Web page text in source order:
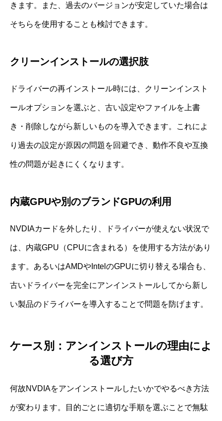
きます。また、過去のバージョンが安定していた場合は
そちらを使用することも検討できます。
クリーンインストールの選択肢
ドライバーの再インストール時には、クリーンインスト
ールオプションを選ぶと、古い設定やファイルを上書
き・削除しながら新しいものを導入できます。これによ
り過去の設定が原因の問題を回避でき、動作不良や互換
性の問題が起きにくくなります。
内蔵GPUや別のブランドGPUの利用
NVDIAカードを外したり、ドライバーが使えない状況で
は、内蔵GPU（CPUに含まれる）を使用する方法があり
ます。あるいはAMDやIntelのGPUに切り替える場合も、
古いドライバーを完全にアンインストールしてから新し
い製品のドライバーを導入することで問題を防げます。
ケース別：アンインストールの理由によ
る選び方
何故NVDIAをアンインストールしたいかでやるべき方法
が変わります。目的ごとに適切な手順を選ぶことで無駄